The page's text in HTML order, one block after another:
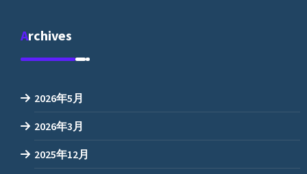
Archives
2026年5月
2026年3月
2025年12月